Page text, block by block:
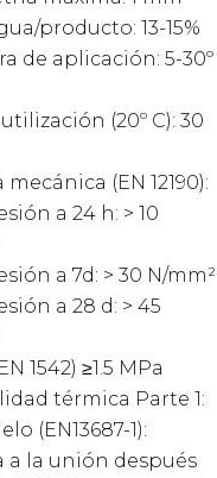
producto: 13-15%
de aplicación: 5-30º
(20º C): 30
(EN 12190):
a 24 h: > 10
a 7d: > 30 N/mm²
a 28 d: > 45
1542) ≥1.5 MPa
térmica Parte 1:
(EN13687-1):
a la unión después